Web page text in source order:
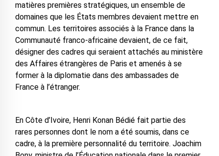
matières premières stratégiques, un ensemble de
domaines que les États membres devaient mettre en
commun. Les territoires associés à la France dans la
Communauté franco-africaine devaient, de ce fait,
désigner des cadres qui seraient attachés au ministère
des Affaires étrangères de Paris et amenés à se
former à la diplomatie dans des ambassades de
France à l’étranger.
En Côte d’Ivoire, Henri Konan Bédié fait partie des
rares personnes dont le nom a été soumis, dans ce
cadre, à la première personnalité du territoire. Joachim